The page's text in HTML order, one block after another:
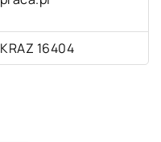
16404